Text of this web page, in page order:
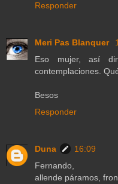
Responder
Meri Pas Blanquer
Eso mujer, así
contemplaciones.
Besos
Responder
Duna
16:09
Fernando,
allende páramos,